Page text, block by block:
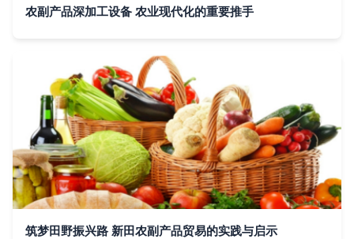
农副产品深加工设备 农业现代化的重要推手
筑梦田野振兴路 新田农副产品贸易的实践与启示